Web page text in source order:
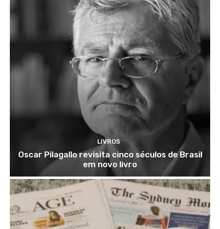
LIVROS
Oscar Pilagallo revisita cinco séculos de Brasil
em novo livro